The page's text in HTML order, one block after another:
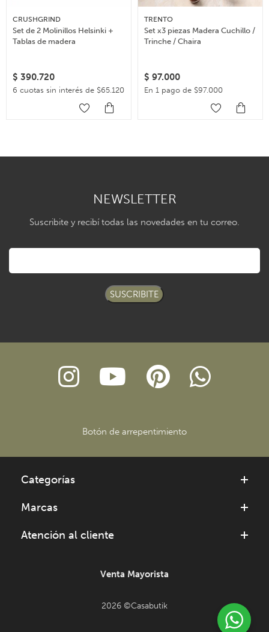
CRUSHGRIND
Set de 2 Molinillos Helsinki +
Tablas de madera
$ 390.720
6 cuotas sin interés de $65.120
TRENTO
Set x3 piezas Madera Cuchillo /
Trinche / Chaira
$ 97.000
En 1 pago de $97.000
NEWSLETTER
Suscribite y recibí todas las novedades en tu correo.
SUSCRIBITE
Botón de arrepentimiento
Categorías
Marcas
Atención al cliente
Venta Mayorista
2026 ©Casabutik